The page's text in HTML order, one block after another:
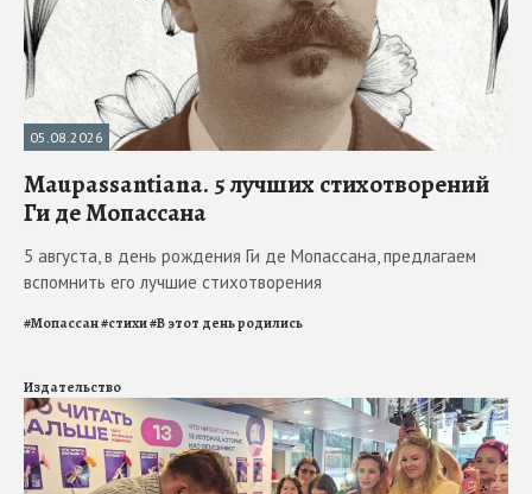
05.08.2026
Maupassantiana. 5 лучших стихотворений
Ги де Мопассана
5 августа, в день рождения Ги де Мопассана, предлагаем
вспомнить его лучшие стихотворения
#Мопассан#стихи#В этот день родились
Издательство